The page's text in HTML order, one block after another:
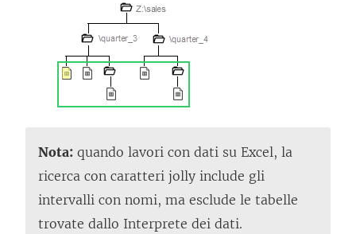
Nota: quando lavori con dati su Excel, la
ricerca con caratteri jolly include gli
intervalli con nomi, ma esclude le tabelle
trovate dallo Interprete dei dati.